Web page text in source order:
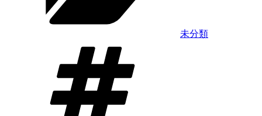
未分類